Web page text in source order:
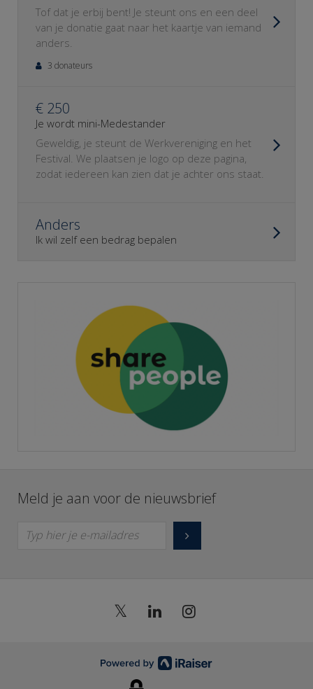
Tof dat je erbij bent! Je steunt ons en een deel
van je donatie gaat naar het kaartje van iemand
anders.
3 donateurs
€ 250
Je wordt mini-Medestander
Geweldig, je steunt de Werkvereniging en het
Festival. We plaatsen je logo op deze pagina,
zodat iedereen kan zien dat je achter ons staat.
Anders
Ik wil zelf een bedrag bepalen
Meld je aan voor de nieuwsbrief
Typ hier je e-mailadres
𝕏